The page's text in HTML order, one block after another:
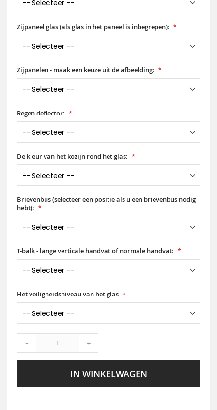
Zijpaneel glas (als glas in het paneel is inbegrepen):
Zijpanelen - maak een keuze uit de afbeelding:
Regen deflector:
De kleur van het kozijn rond het glas:
Brievenbus (selecteer een positie als u een brievenbus nodig
hebt):
T-balk - lange verticale handvat of normale handvat:
Het veiligheidsniveau van het glas
- +
IN WINKELWAGEN